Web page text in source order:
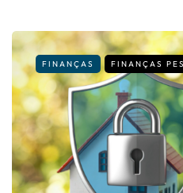
FINANÇAS FINANÇAS